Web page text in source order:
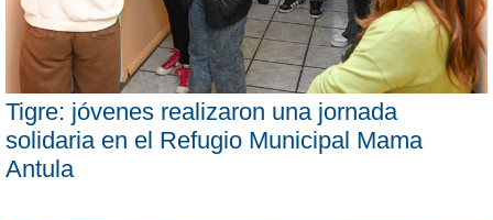
Tigre: jóvenes realizaron una jornada
solidaria en el Refugio Municipal Mama
Antula